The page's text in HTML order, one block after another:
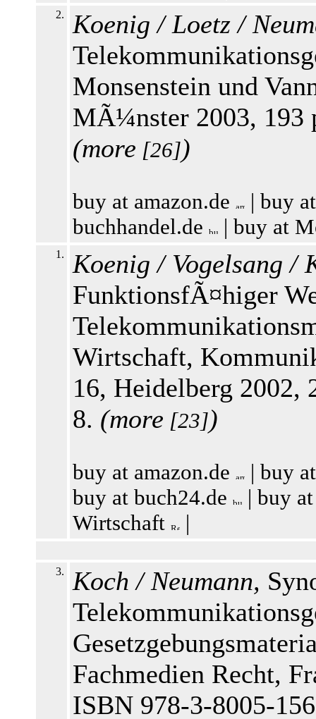
2.
Koenig / Loetz /
Monsenstein und
MÃ¼nster 2003, 193
(more [26])
buy at amazon.de | buy
buchhandel.de
| buy at
1.
Koenig / Vogelsang /
FunktionsfÃ¤higer
Wirtschaft,
16, Heidelberg 2002,
8. (more [23])
buy at amazon.de | buy
buy at buch24.de
| buy
Wirtschaft
|
3.
Koch / Neumann,
Fachmedien Recht,
ISBN 978-3-8005-